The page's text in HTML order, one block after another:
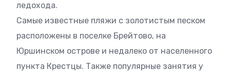
ледохода.
Самые известные пляжи с золотистым песком
расположены в поселке Брейтово, на
Юршинском острове и недалеко от населенного
пункта Крестцы. Также популярные занятия у